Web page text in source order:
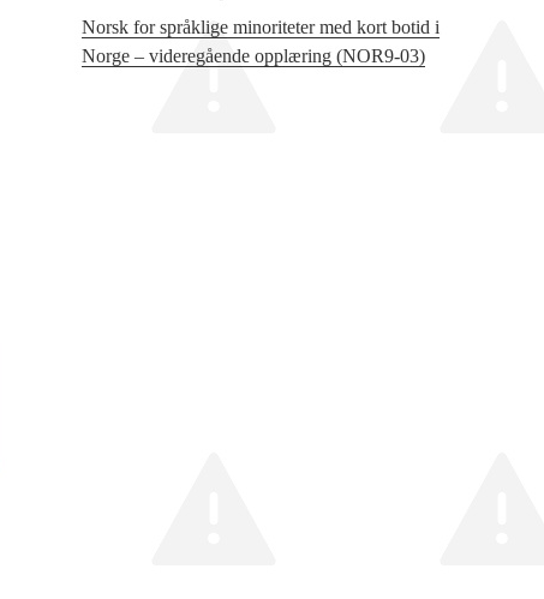
Norsk for språklige minoriteter med kort botid i
Norge – videregående opplæring (NOR9‑03)